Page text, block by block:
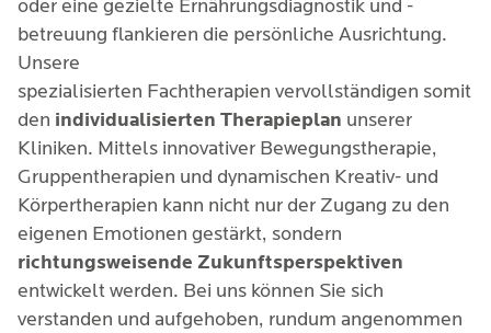
oder eine gezielte Ernährungsdiagnostik und -
betreuung flankieren die persönliche Ausrichtung.
Unsere
spezialisierten Fachtherapien vervollständigen somit
den individualisierten Therapieplan unserer
Kliniken. Mittels innovativer Bewegungstherapie,
Gruppentherapien und dynamischen Kreativ- und
Körpertherapien kann nicht nur der Zugang zu den
eigenen Emotionen gestärkt, sondern
richtungsweisende Zukunftsperspektiven
entwickelt werden. Bei uns können Sie sich
verstanden und aufgehoben, rundum angenommen